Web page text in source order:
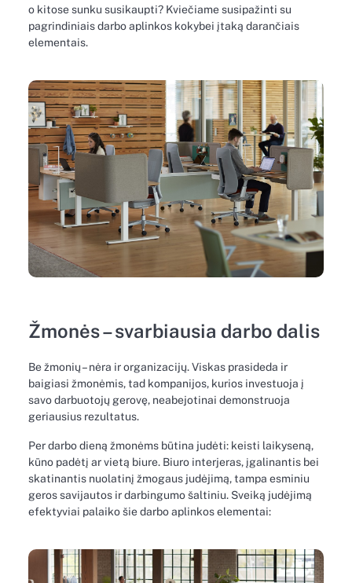
o kitose sunku susikaupti? Kviečiame susipažinti su
pagrindiniais darbo aplinkos kokybei įtaką darančiais
elementais.
Žmonės – svarbiausia darbo dalis
Be žmonių – nėra ir organizacijų. Viskas prasideda ir
baigiasi žmonėmis, tad kompanijos, kurios investuoja į
savo darbuotojų gerovę, neabejotinai demonstruoja
geriausius rezultatus.
Per darbo dieną žmonėms būtina judėti: keisti laikyseną,
kūno padėtį ar vietą biure. Biuro interjeras, įgalinantis bei
skatinantis nuolatinį žmogaus judėjimą, tampa esminiu
geros savijautos ir darbingumo šaltiniu. Sveiką judėjimą
efektyviai palaiko šie darbo aplinkos elementai: